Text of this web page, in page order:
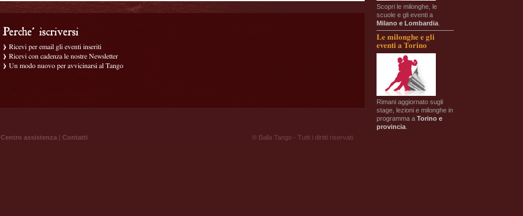
Scopri le milonghe, le
scuole e gli eventi a
Milano e Lombardia
Le milonghe e gli
eventi a Torino
Rimani aggiornato sugli
stage, lezioni e milonghe in
programma a Torino e
provincia
Ricevi per email gli eventi inseriti
Ricevi con cadenza le nostre Newsletter
Un modo nuovo per avvicinarsi al Tango
Centro assistenza | Contatti ® Balla Tango - Tutti i diritti riservati